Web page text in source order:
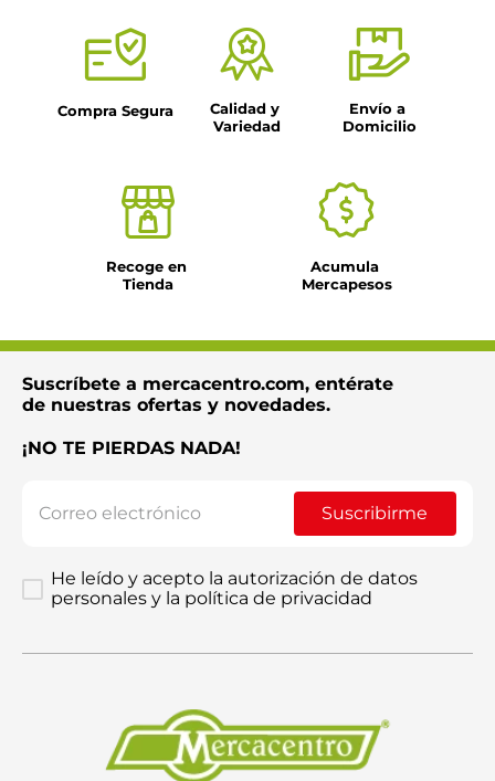
Compra Segura
Calidad y
Variedad
Envío a
Domicilio
Recoge en
Tienda
Acumula
Mercapesos
Suscríbete a mercacentro.com, entérate
de nuestras ofertas y novedades.
¡NO TE PIERDAS NADA!
Suscribirme
He leído y acepto la autorización de datos
personales y la política de privacidad